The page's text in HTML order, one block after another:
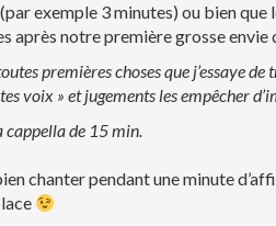
exemple 3 minutes) ou bien que
après notre première grosse envie
premières choses que j’essaye
voix » et jugements les empêcher
cappella de 15 min.
chanter pendant une minute